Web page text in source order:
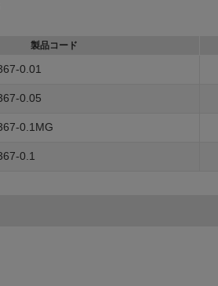
製品コード
0.01
0.05
0.1MG
0.1